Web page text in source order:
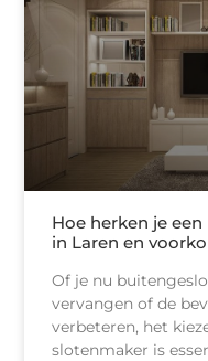
Hoe herken je
in Laren en
Of je nu
vervangen of de
verbeteren, het
slotenmaker is